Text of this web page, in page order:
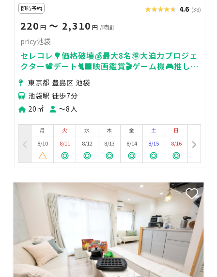
即時予約 ★★★★★
★★★★★ 4.6 (38)
220 円〜 2,310 円 /時間
pricy池袋
セレコレ🌳価格破壊💰最大8名🉐大迫力プロジェ
クター📽️デート🐈‍⬛映画鑑賞🎬ゲーム機🎮推し活
🌟24H🏪pricy池袋
東京都 豊島区 池袋
池袋駅 徒歩7分
20㎡
〜8人
月
8/10
火
8/11
水
8/12
木
8/13
金
8/14
土
8/15
日
8/16